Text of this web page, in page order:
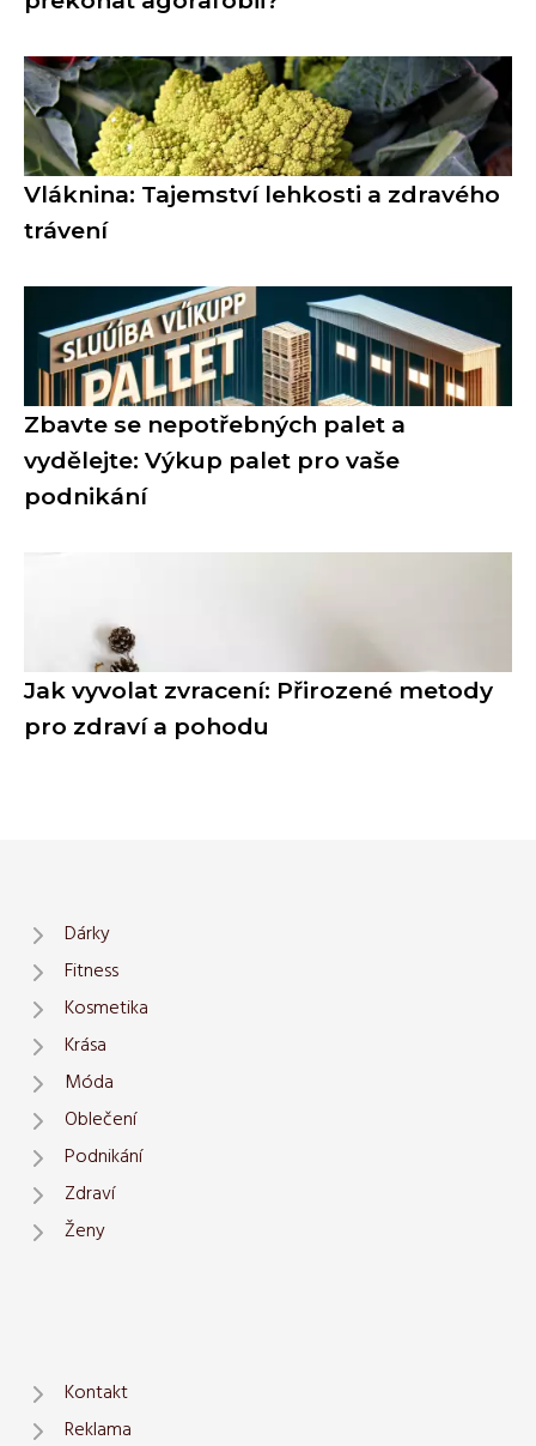
Vláknina: Tajemství lehkosti a zdravého
trávení
Zbavte se nepotřebných palet a
vydělejte: Výkup palet pro vaše
podnikání
Jak vyvolat zvracení: Přirozené metody
pro zdraví a pohodu
Dárky
Fitness
Kosmetika
Krása
Móda
Oblečení
Podnikání
Zdraví
Ženy
Kontakt
Reklama